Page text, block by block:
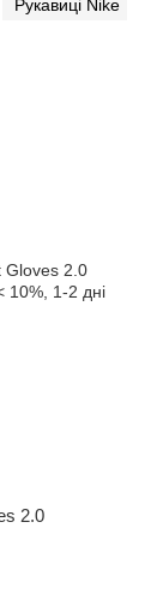
Рукавиці Nike
2.0